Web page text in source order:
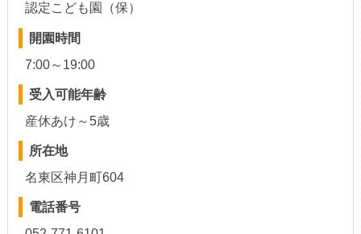
認定こども園（保）
開園時間
7:00～19:00
受入可能年齢
産休あけ～5歳
所在地
名東区神月町604
電話番号